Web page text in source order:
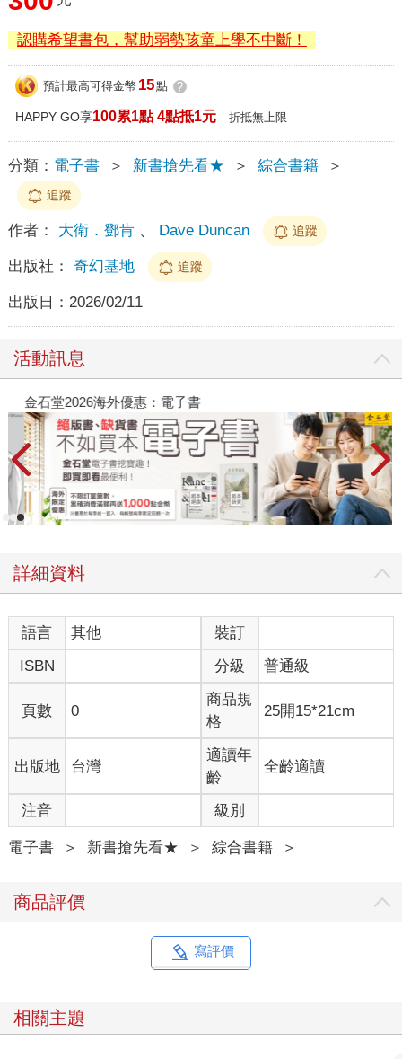
認購希望書包，幫助弱勢孩童上學不中斷！
預計最高可得金幣 15點 ?
HAPPY GO享100累1點 4點抵1元 折抵無上限
分類： 電子書 ＞ 新書搶先看★ ＞ 綜合書籍 ＞
追蹤
作者： 大衛．鄧肯、 Dave Duncan 追蹤
出版社： 奇幻基地 追蹤
出版日： 2026/02/11
活動訊息
金石堂2026海外優惠：電子書
詳細資料
語言 其他
裝訂
ISBN
分級 普通級
頁數 0
商品規
格
25開15*21cm
出版地 台灣
適讀年
齡
全齡適讀
注音 級別
電子書 ＞ 新書搶先看★ ＞ 綜合書籍 ＞
商品評價
寫評價
相關主題